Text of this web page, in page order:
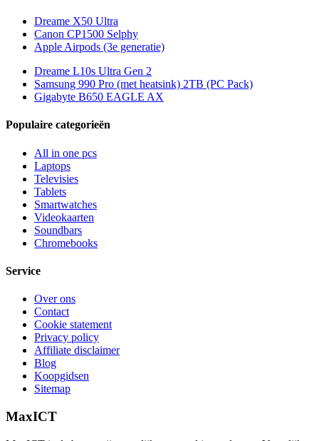
Dreame X50 Ultra
Canon CP1500 Selphy
Apple Airpods (3e generatie)
Dreame L10s Ultra Gen 2
Samsung 990 Pro (met heatsink) 2TB (PC Pack)
Gigabyte B650 EAGLE AX
Populaire categorieën
All in one pcs
Laptops
Televisies
Tablets
Smartwatches
Videokaarten
Soundbars
Chromebooks
Service
Over ons
Contact
Cookie statement
Privacy policy
Affiliate disclaimer
Blog
Koopgidsen
Sitemap
MaxICT